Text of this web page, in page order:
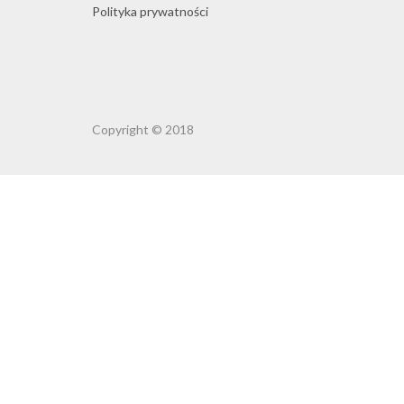
Polityka prywatności
Copyright © 2018